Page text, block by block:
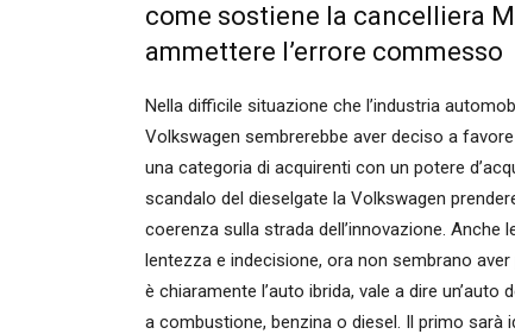
come sostiene la cancelliera
ammettere l’errore commesso
Nella difficile situazione che l’industria
Volkswagen sembrerebbe aver deciso a
una categoria di acquirenti con un potere
scandalo del dieselgate la Volkswagen
coerenza sulla strada dell’innovazione. Anche
lentezza e indecisione, ora non sembrano
è chiaramente l’auto ibrida, vale a dire
a combustione, benzina o diesel. Il primo sarà